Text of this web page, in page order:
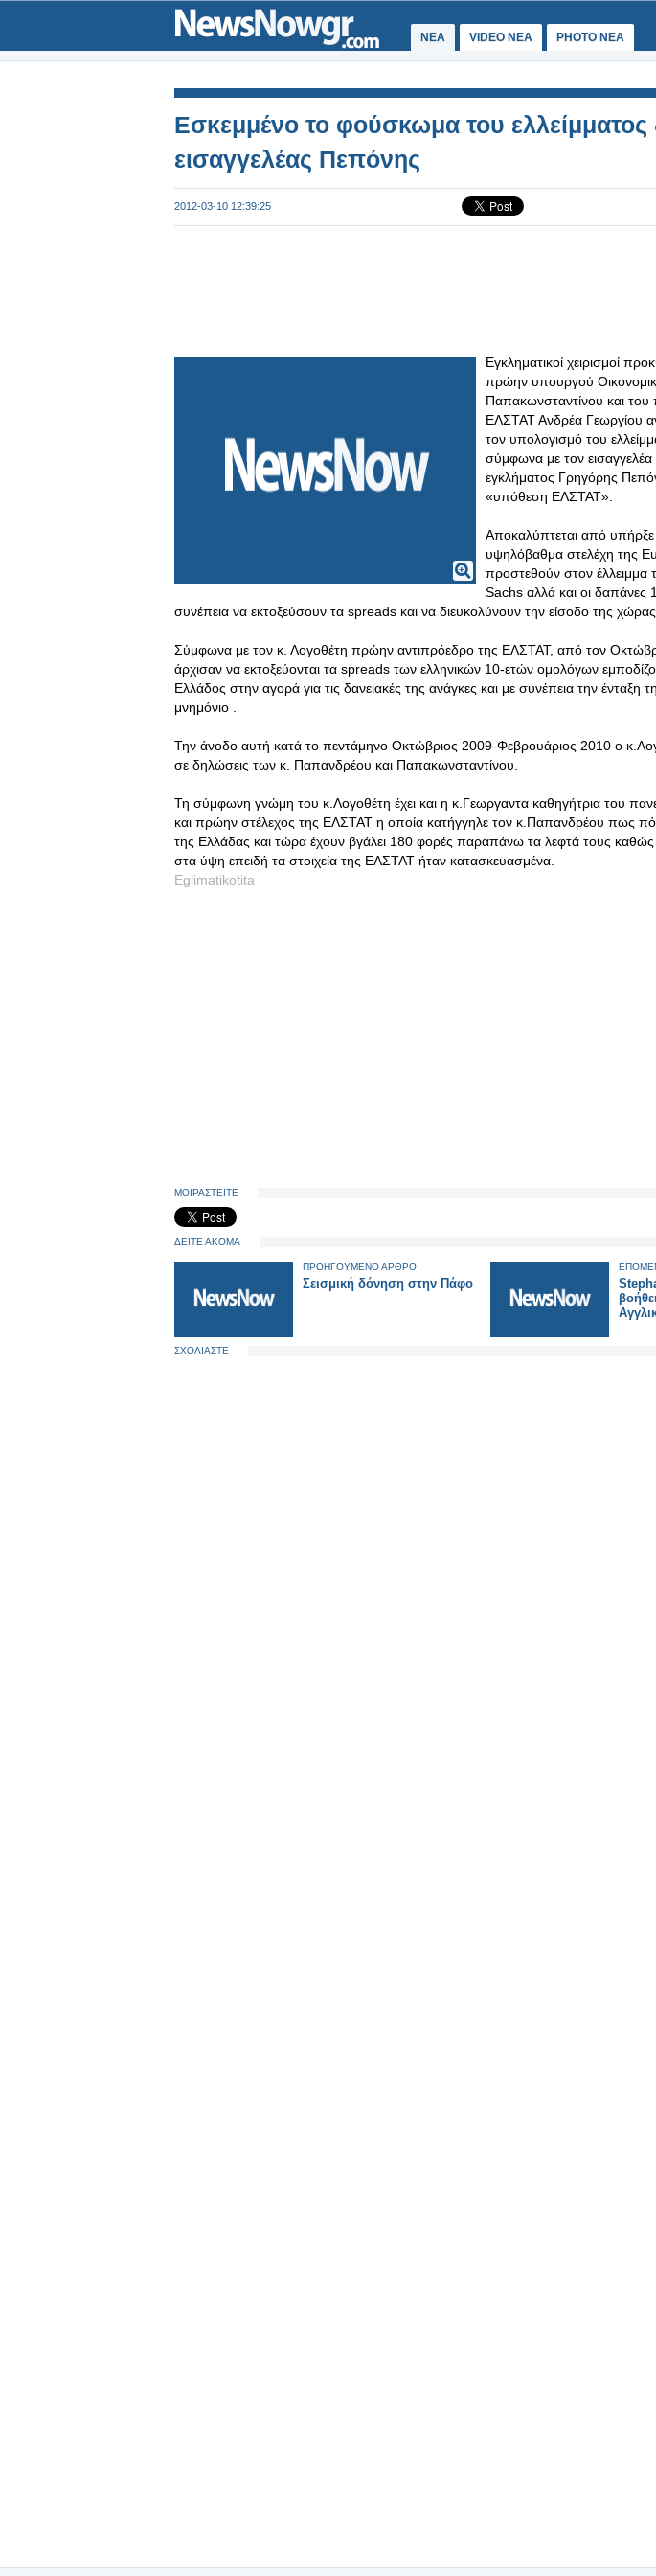
ΝΕΑ VIDEO NEA PHOTO NEA
Εσκεμμένο το φούσκωμα του ελλείμματος
εισαγγελέας Πεπόνης
2012-03-10 12:39:25
Εγκληματικοί χειρισμοί
πρώην υπουργού
Παπακωνσταντίνου και του
ΕΛΣΤΑΤ Ανδρέα Γεωργίου
τον υπολογισμό του
σύμφωνα με τον εισαγγελέα
εγκλήματος Γρηγόρης
«υπόθεση ΕΛΣΤΑΤ».
Αποκαλύπτεται από
υψηλόβαθμα στελέχη της
προστεθούν στον έλλειμμα
Sachs αλλά και οι
συνέπεια να εκτοξεύσουν τα spreads και να διευκολύνουν την είσοδο της
Σύμφωνα με τον κ. Λογοθέτη πρώην αντιπρόεδρο της ΕΛΣΤΑΤ, από τον
άρχισαν να εκτοξεύονται τα spreads των ελληνικών 10-ετών ομολόγων
Ελλάδος στην αγορά για τις δανειακές της ανάγκες και με συνέπεια την ένταξη
μνημόνιο .
Την άνοδο αυτή κατά το πεντάμηνο Οκτώβριος 2009-Φεβρουάριος 2010 ο
σε δηλώσεις των κ. Παπανδρέου και Παπακωνσταντίνου.
Τη σύμφωνη γνώμη του κ.Λογοθέτη έχει και η κ.Γεωργαντα καθηγήτρια του
και πρώην στέλεχος της ΕΛΣΤΑΤ η οποία κατήγγηλε τον κ.Παπανδρέου πως
της Ελλάδας και τώρα έχουν βγάλει 180 φορές παραπάνω τα λεφτά τους καθώς
στα ύψη επειδή τα στοιχεία της ΕΛΣΤΑΤ ήταν κατασκευασμένα.
Eglimatikotita
ΜΟΙΡΑΣΤΕΙΤΕ
ΔΕΙΤΕ ΑΚΟΜΑ
ΠΡΟΗΓΟΥΜΕΝΟ ΑΡΘΡΟ
Σεισμική δόνηση στην Πάφο
ΣΧΟΛΙΑΣΤΕ